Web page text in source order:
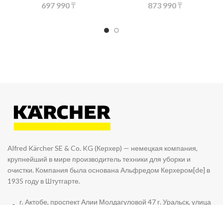
697 990₸ 873 990₸
Alfred Kärcher SE & Co. KG (Керхер) — немецкая компания,
крупнейший в мире производитель техники для уборки и
очистки. Компания была основана Альфредом Керхером[de] в
1935 году в Штутгарте.
г. Актобе, проспект Алии Молдагуловой 47 г. Уральск, улица